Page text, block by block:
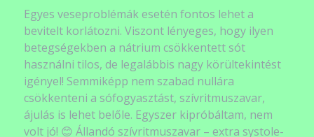
Egyes veseproblémák esetén fontos lehet a
bevitelt korlátozni. Viszont lényeges, hogy ilyen
betegségekben a nátrium csökkentett sót
használni tilos, de legalábbis nagy körültekintést
igényel! Semmiképp nem szabad nullára
csökkenteni a sófogyasztást, szívritmuszavar,
ájulás is lehet belőle. Egyszer kipróbáltam, nem
volt jó! 😊 Állandó szívritmuszavar – extra systole-